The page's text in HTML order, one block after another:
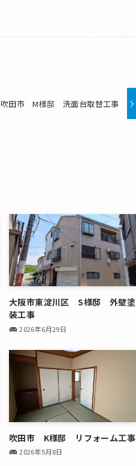
吹田市 M様邸 洗面台取替工事
大阪市東淀川区 S様邸 外壁塗
装工事
2026年6月29日
吹田市 K様邸 リフォーム工事
2026年5月8日